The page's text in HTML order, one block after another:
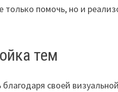
только помочь, но и
тем
своей